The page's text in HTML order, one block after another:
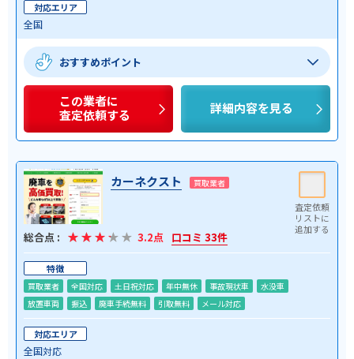
対応エリア
全国
おすすめポイント
この業者に
査定依頼する
詳細内容を見る
カーネクスト 買取業者
総合点 : 3.2点 口コミ 33件
特徴
買取業者 全国対応 土日祝対応 年中無休 事故現状車
水没車
放置車両
振込 廃車手続無料 引取無料 メール対応
対応エリア
全国対応